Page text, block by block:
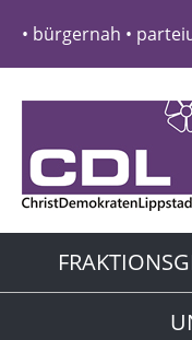
• bürgernah •